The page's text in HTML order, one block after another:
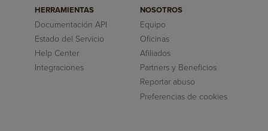
HERRAMIENTAS
Documentación API
Estado del Servicio
Help Center
Integraciones
NOSOTROS
Equipo
Oficinas
Afiliados
Partners y Beneficios
Reportar abuso
Preferencias de cookies